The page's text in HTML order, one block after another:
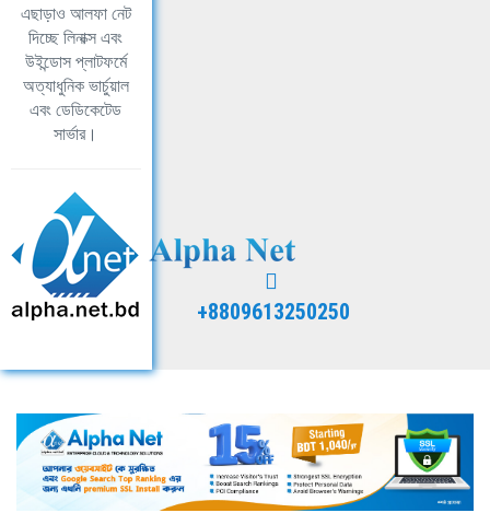
এছাড়াও আলফা নেট
দিচ্ছে লিনাক্স এবং
উইন্ডোস প্লাটফর্মে
অত্যাধুনিক ভার্চুয়াল
এবং ডেডিকেটেড
সার্ভার।
+8809613250250